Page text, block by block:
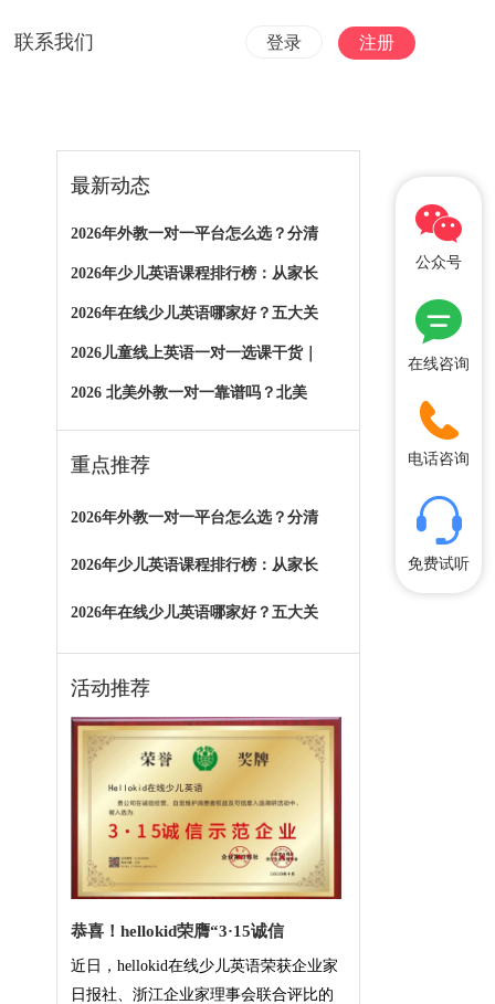
联系我们 登录 注册
最新动态
2026年外教一对一平台怎么选？分清
2026年少儿英语课程排行榜：从家长
2026年在线少儿英语哪家好？五大关
2026儿童线上英语一对一选课干货｜
2026 北美外教一对一靠谱吗？北美
重点推荐
2026年外教一对一平台怎么选？分清
2026年少儿英语课程排行榜：从家长
2026年在线少儿英语哪家好？五大关
活动推荐
恭喜！hellokid荣膺“3·15诚信
近日，hellokid在线少儿英语荣获企业家
日报社、浙江企业家理事会联合评比的
公众号
在线咨询
电话咨询
免费试听